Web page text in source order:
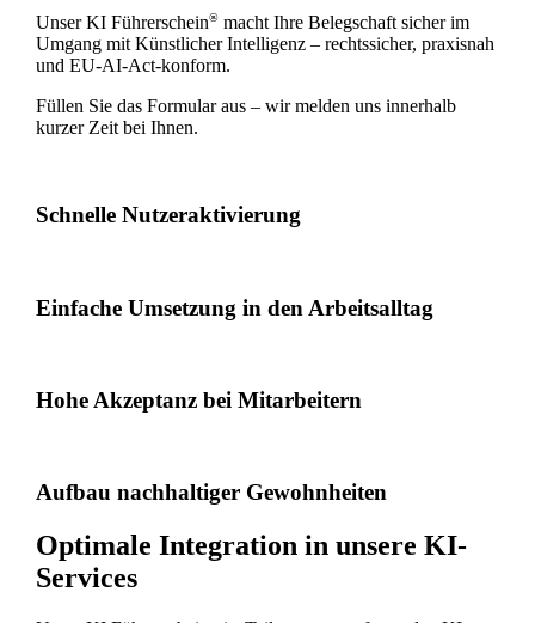
Unser KI Führerschein® macht Ihre Belegschaft sicher im
Umgang mit Künstlicher Intelligenz – rechtssicher, praxisnah
und EU-AI-Act-konform.
Füllen Sie das Formular aus – wir melden uns innerhalb
kurzer Zeit bei Ihnen.
Schnelle Nutzeraktivierung
Einfache Umsetzung in den Arbeitsalltag
Hohe Akzeptanz bei Mitarbeitern
Aufbau nachhaltiger Gewohnheiten
Optimale Integration in unsere KI-
Services